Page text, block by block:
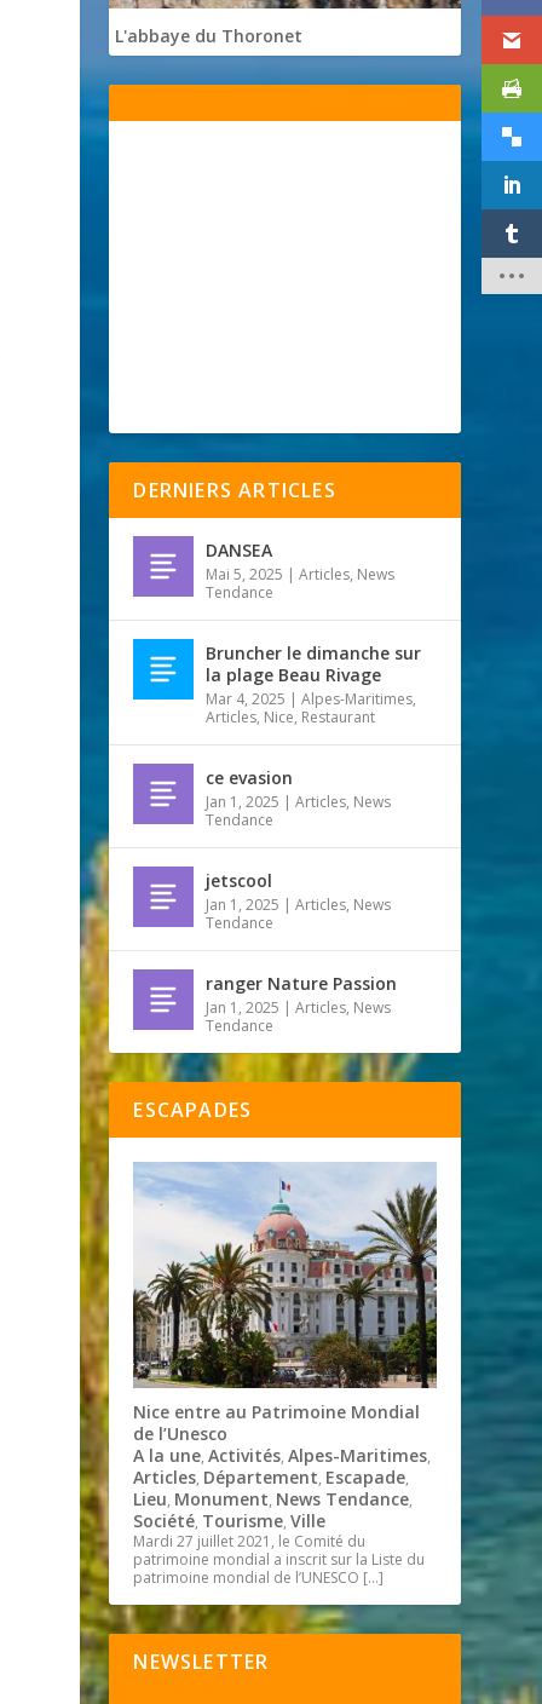
L'abbaye du Thoronet
DERNIERS ARTICLES
DANSEA
Mai 5, 2025 |Articles, News
Tendance
Bruncher le dimanche sur
la plage Beau Rivage
Mar 4, 2025 |Alpes-Maritimes,
Articles, Nice, Restaurant
ce evasion
Jan 1, 2025 |Articles, News
Tendance
jetscool
Jan 1, 2025 |Articles, News
Tendance
ranger Nature Passion
Jan 1, 2025 |Articles, News
Tendance
ESCAPADES
Nice entre au Patrimoine Mondial
de l’Unesco
A la une,Activités,Alpes-Maritimes,
Articles, Département, Escapade,
Lieu, Monument, News Tendance,
Société, Tourisme,Ville
Mardi 27 juillet 2021, le Comité du
patrimoine mondial a inscrit sur la Liste du
patrimoine mondial de l’UNESCO […]
NEWSLETTER